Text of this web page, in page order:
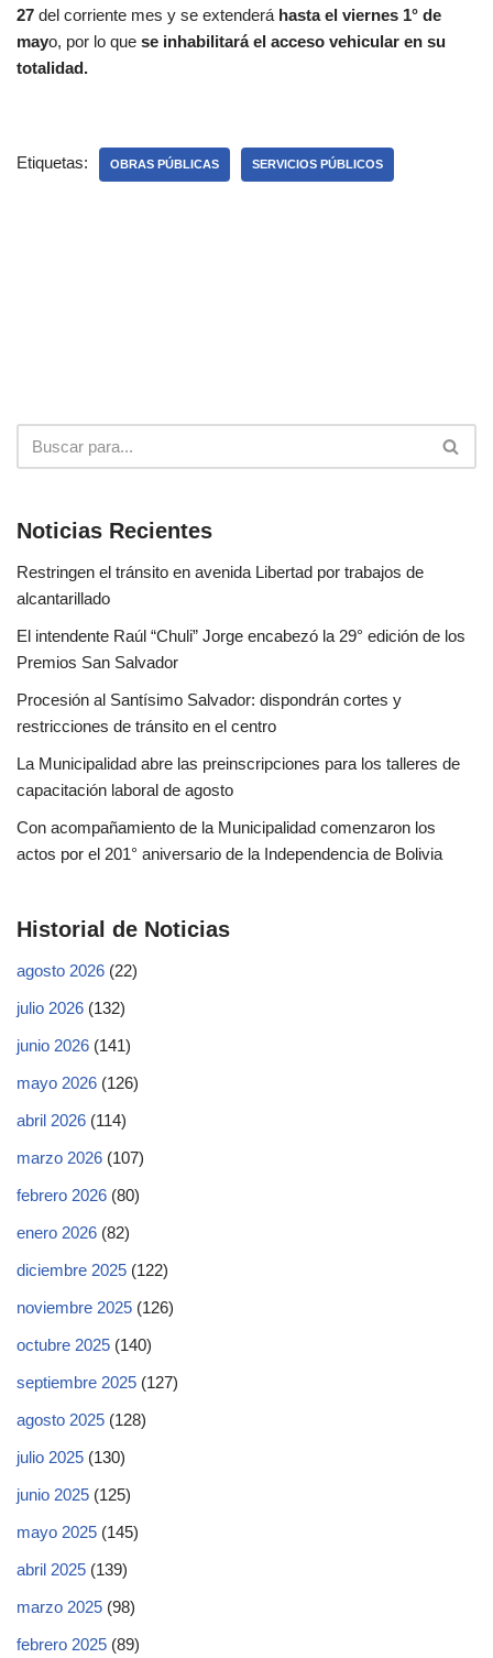
27 del corriente mes y se extenderá hasta el viernes 1° de
mayo, por lo que se inhabilitará el acceso vehicular en su
totalidad.
Etiquetas: OBRAS PÚBLICAS SERVICIOS PÚBLICOS
Noticias Recientes
Restringen el tránsito en avenida Libertad por trabajos de
alcantarillado
El intendente Raúl “Chuli” Jorge encabezó la 29° edición de los
Premios San Salvador
Procesión al Santísimo Salvador: dispondrán cortes y
restricciones de tránsito en el centro
La Municipalidad abre las preinscripciones para los talleres de
capacitación laboral de agosto
Con acompañamiento de la Municipalidad comenzaron los
actos por el 201° aniversario de la Independencia de Bolivia
Historial de Noticias
agosto 2026 (22)
julio 2026 (132)
junio 2026 (141)
mayo 2026 (126)
abril 2026 (114)
marzo 2026 (107)
febrero 2026 (80)
enero 2026 (82)
diciembre 2025 (122)
noviembre 2025 (126)
octubre 2025 (140)
septiembre 2025 (127)
agosto 2025 (128)
julio 2025 (130)
junio 2025 (125)
mayo 2025 (145)
abril 2025 (139)
marzo 2025 (98)
febrero 2025 (89)